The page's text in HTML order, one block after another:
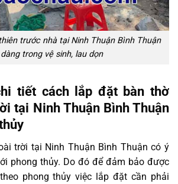
trước nhà tại Ninh Thuận Bình Thuận
trong vệ sinh, lau dọn
tiết cách lắp đặt bàn thờ
tại Ninh Thuận Bình Thuận
trời tại Ninh Thuận Bình Thuận có ý
phong thủy. Do đó để đảm bảo được
phong thủy việc lắp đặt cần phải